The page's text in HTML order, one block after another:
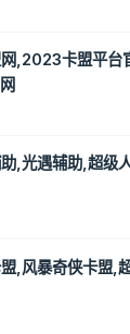
,2023卡盟平台
,光遇辅助,超级
,风暴奇侠卡盟,